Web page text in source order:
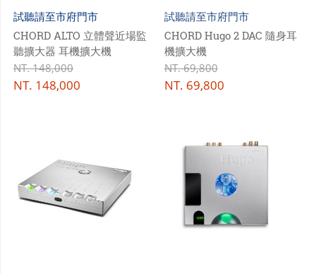
試聽請至市府門市
CHORD ALTO 立體聲近場監
聽擴大器 耳機擴大機
NT.148,000
NT. 148,000
試聽請至市府門市
CHORD Hugo 2 DAC 隨身耳
機擴大機
NT.69,800
NT. 69,800